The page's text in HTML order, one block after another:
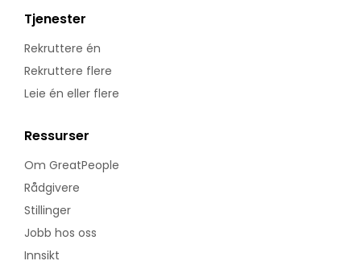
Tjenester
Rekruttere én
Rekruttere flere
Leie én eller flere
Ressurser
Om GreatPeople
Rådgivere
Stillinger
Jobb hos oss
Innsikt